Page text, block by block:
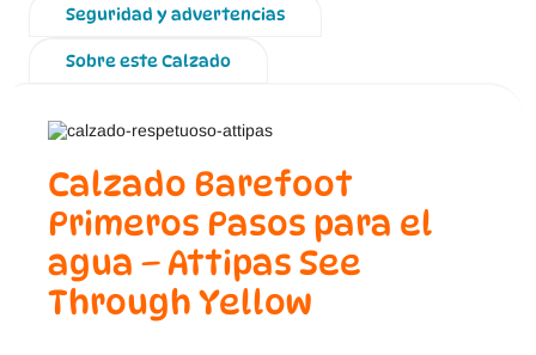
Seguridad y advertencias
Sobre este Calzado
Calzado Barefoot
Primeros Pasos para el
agua – Attipas See
Through Yellow